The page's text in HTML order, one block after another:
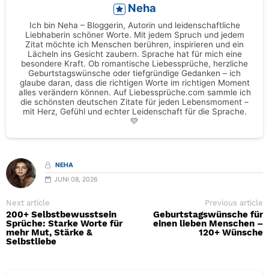
Neha
Ich bin Neha – Bloggerin, Autorin und leidenschaftliche
Liebhaberin schöner Worte. Mit jedem Spruch und jedem
Zitat möchte ich Menschen berühren, inspirieren und ein
Lächeln ins Gesicht zaubern. Sprache hat für mich eine
besondere Kraft. Ob romantische Liebessprüche, herzliche
Geburtstagswünsche oder tiefgründige Gedanken – ich
glaube daran, dass die richtigen Worte im richtigen Moment
alles verändern können. Auf Liebessprüche.com sammle ich
die schönsten deutschen Zitate für jeden Lebensmoment –
mit Herz, Gefühl und echter Leidenschaft für die Sprache.
💛
NEHA
JUNI 08, 2026
Next article
200+ Selbstbewusstsein
Sprüche: Starke Worte für
mehr Mut, Stärke &
Selbstliebe
Previous article
Geburtstagswünsche für
einen lieben Menschen –
120+ Wünsche